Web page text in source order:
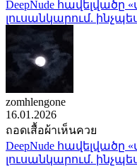
DeepNude հավելվածը
լուսանկարում.
zomhlengone
16.01.2026
ถอดเสื้อผ้าเห็นควย
DeepNude հավելվածը
լուսանկարում.